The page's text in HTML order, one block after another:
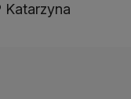
Katarzyna